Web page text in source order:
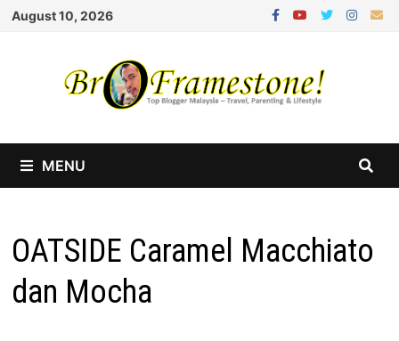
Skip
August 10, 2026
MENU
OATSIDE Caramel Macchiato
dan Mocha